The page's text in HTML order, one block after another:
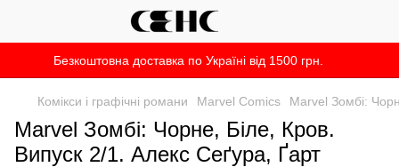
Безкоштовна доставка по Україні від 1500 грн.
Комікси і графічні романи Marvel Comics Marvel Зомбі:
Marvel Зомбі: Чорне, Біле, Кров.
Випуск 2/1. Алекс Сеґура, Ґарт